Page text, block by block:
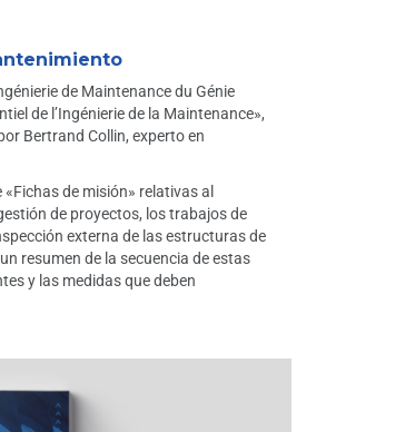
de Maintenance du Génie
de l’Ingénierie de la Maintenance»,
Bertrand Collin, experto en
de misión» relativas al
de proyectos, los trabajos de
externa de las estructuras de
resumen de la secuencia de estas
y las medidas que deben